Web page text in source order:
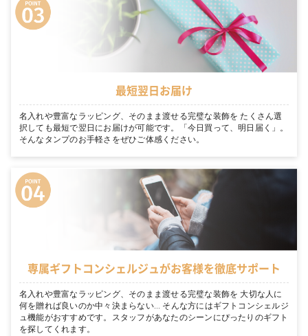
最短翌日お届け
名入れや豊富なラッピング、そのまま渡せる完璧な装飾を たくさん選
択しても最短で翌日にお届けが可能です。「今日買って、明日届く」。
そんなタンプのお手軽さをぜひご体感ください。
専属ギフトコンシェルジュがお客様を徹底サポート
名入れや豊富なラッピング、そのまま渡せる完璧な装飾を 大切な人に
何を贈れば良いのか中々決まらない… そんな方にはギフトコンシェルジ
ュ機能がおすすめです。スタッフがあなたのシーンにぴったりのギフト
を探してくれます。